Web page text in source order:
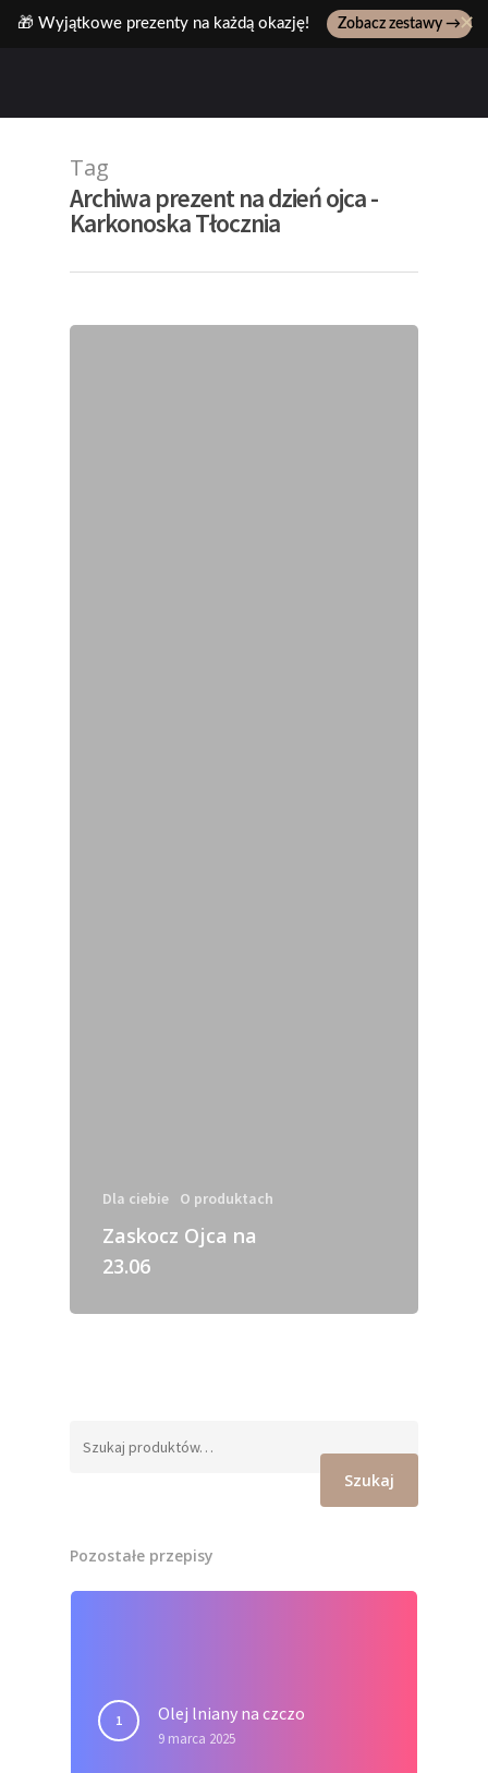
✕
🎁 Wyjątkowe prezenty na każdą okazję! Zobacz zestawy →
Tag
Archiwa prezent na dzień ojca -
Karkonoska Tłocznia
Dla ciebie O produktach
Zaskocz Ojca na
23.06
Szukaj
Pozostałe przepisy
Olej lniany na czczo
9 marca 2025